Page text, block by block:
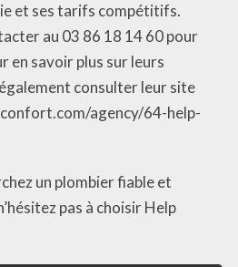
et ses tarifs compétitifs.
au 03 86 18 14 60 pour
en savoir plus sur leurs
consulter leur site
agency/64-help-
un plombier fiable et
pas à choisir Help